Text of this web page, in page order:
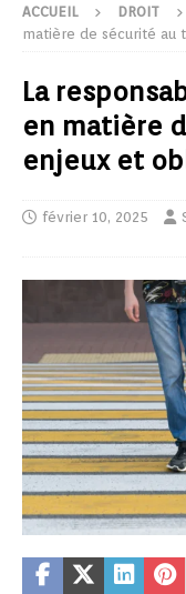
ACCUEIL DROIT
matière de sécurité au
La
en matière
enjeux et
février 10, 2025